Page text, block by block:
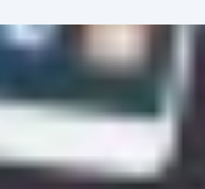
contact MyAdheo